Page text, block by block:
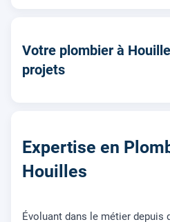
Votre plombier à
projets
Expertise en
Houilles
Évoluant dans le métier depuis